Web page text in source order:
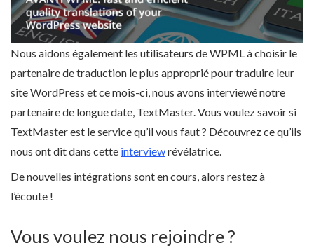
Nous aidons également les utilisateurs de WPML à choisir le
partenaire de traduction le plus approprié pour traduire leur
site WordPress et ce mois-ci, nous avons interviewé notre
partenaire de longue date, TextMaster. Vous voulez savoir si
TextMaster est le service qu’il vous faut ? Découvrez ce qu’ils
nous ont dit dans cette interviewrévélatrice.
De nouvelles intégrations sont en cours, alors restez à
l’écoute !
Vous voulez nous rejoindre ?